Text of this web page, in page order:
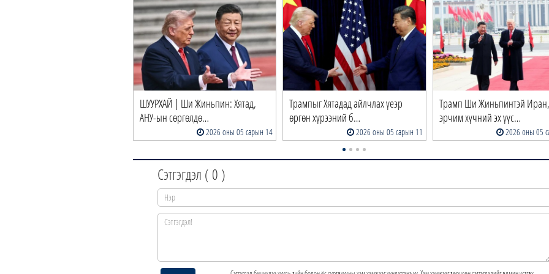
ШУУРХАЙ | Ши Жиньпин: Хятад,
АНУ-ын сөргөлдө…
2026 оны 05 сарын 14
Трампыг Хятадад айлчлах үеэр
өргөн хүрээний б…
2026 оны 05 сарын 11
Трамп Ши Жиньпинтэй Иран,
эрчим хүчний эх үүс…
2026 оны 05
Сэтгэгдэл ( 0 )